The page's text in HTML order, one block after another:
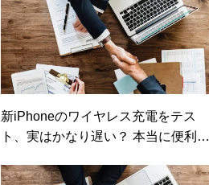
新iPhoneのワイヤレス充電をテス
ト、実はかなり遅い？ 本当に便利な
ト】